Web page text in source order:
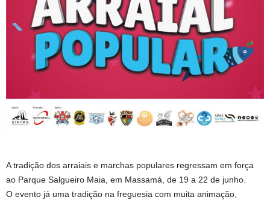
A tradição dos arraiais e marchas populares regressam em força
ao Parque Salgueiro Maia, em Massamá, de 19 a 22 de junho.
O evento já uma tradição na freguesia com muita animação,